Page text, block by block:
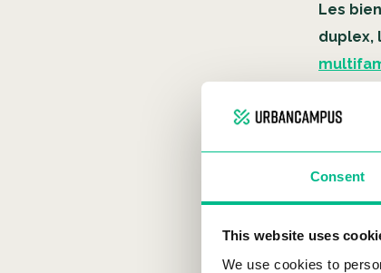
Consent
This website uses
We use cookies to
Les
duplex,